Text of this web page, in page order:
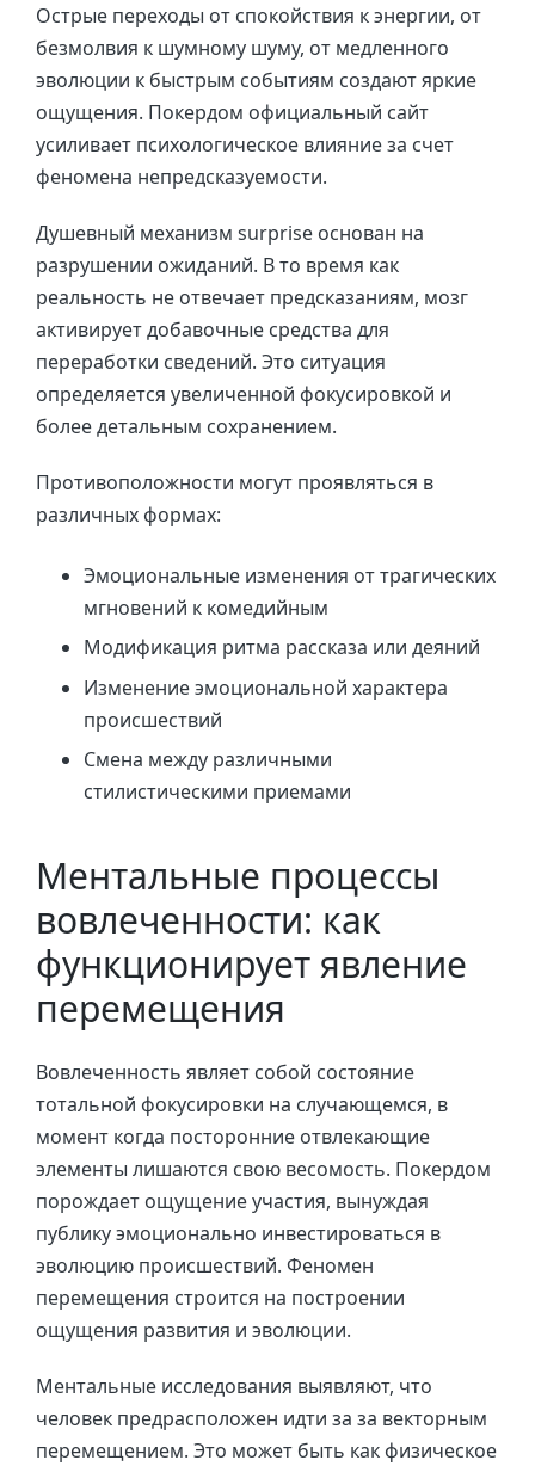
Острые переходы от спокойствия к энергии, от
безмолвия к шумному шуму, от медленного
эволюции к быстрым событиям создают яркие
ощущения. Покердом официальный сайт
усиливает психологическое влияние за счет
феномена непредсказуемости.
Душевный механизм surprise основан на
разрушении ожиданий. В то время как
реальность не отвечает предсказаниям, мозг
активирует добавочные средства для
переработки сведений. Это ситуация
определяется увеличенной фокусировкой и
более детальным сохранением.
Противоположности могут проявляться в
различных формах:
Эмоциональные изменения от трагических
мгновений к комедийным
Модификация ритма рассказа или деяний
Изменение эмоциональной характера
происшествий
Смена между различными
стилистическими приемами
Ментальные процессы
вовлеченности: как
функционирует явление
перемещения
Вовлеченность являет собой состояние
тотальной фокусировки на случающемся, в
момент когда посторонние отвлекающие
элементы лишаются свою весомость. Покердом
порождает ощущение участия, вынуждая
публику эмоционально инвестироваться в
эволюцию происшествий. Феномен
перемещения строится на построении
ощущения развития и эволюции.
Ментальные исследования выявляют, что
человек предрасположен идти за за векторным
перемещением. Это может быть как физическое